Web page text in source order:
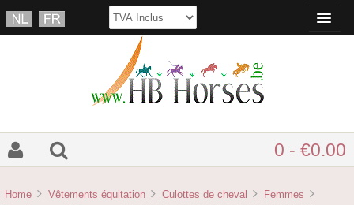
0 - €0.00
Home Vêtements équitation Culottes de cheval
Femmes